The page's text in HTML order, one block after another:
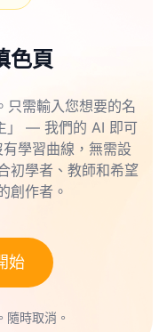
色頁
只需輸入您想要的名
」 — 我們的 AI 即可
學習曲線，無需設
初學者、教師和希望
創作者。
始
隨時取消。